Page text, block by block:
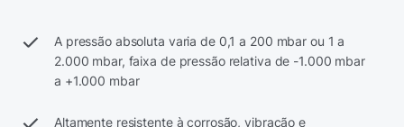
A pressão absoluta varia de 0,1 a 200 mbar ou 1 a
2.000 mbar, faixa de pressão relativa de -1.000 mbar
a +1.000 mbar
Altamente resistente à corrosão, vibração e